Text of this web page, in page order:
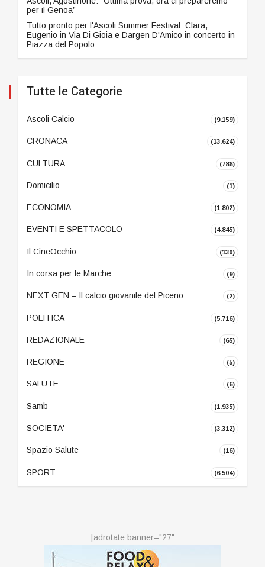
per il Genoa”
Tutto pronto per l'Ascoli Summer Festival: Clara,
Eugenio in Via Di Gioia e Dargen D'Amico in concerto in
Piazza del Popolo
Tutte le Categorie
Ascoli Calcio (9.159)
CRONACA (13.624)
CULTURA (786)
Domicilio (1)
ECONOMIA (1.802)
EVENTI E SPETTACOLO (4.845)
Il CineOcchio (130)
In corsa per le Marche (9)
NEXT GEN – Il calcio giovanile del Piceno (2)
POLITICA (5.716)
REDAZIONALE (65)
REGIONE (5)
SALUTE (6)
Samb (1.935)
SOCIETA' (3.312)
Spazio Salute (16)
SPORT (6.504)
[adrotate banner="27"